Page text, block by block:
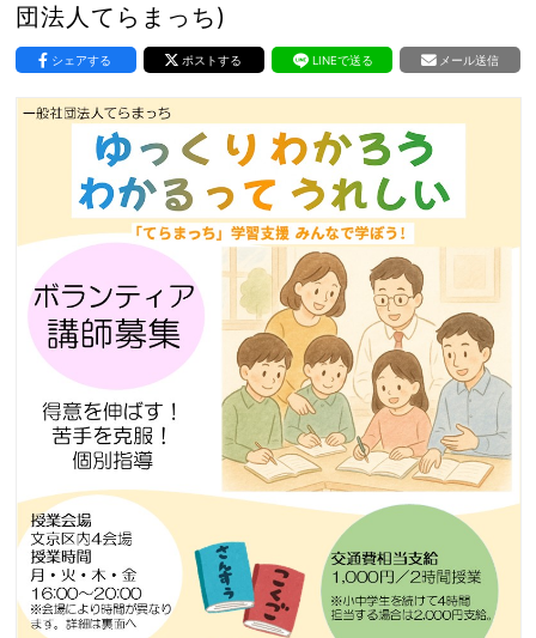
団法人てらまっち)
シェアする ポストする LINEで送る メール送信